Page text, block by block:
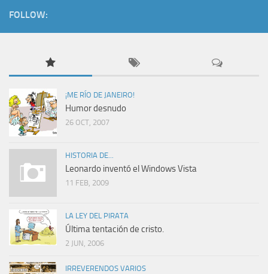
FOLLOW:
¡ME RÍO DE JANEIRO!
Humor desnudo
26 OCT, 2007
HISTORIA DE...
Leonardo inventó el Windows Vista
11 FEB, 2009
LA LEY DEL PIRATA
Última tentación de cristo.
2 JUN, 2006
IRREVERENDOS VARIOS